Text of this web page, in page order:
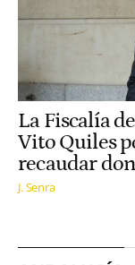
La Fiscalía
Vito Quiles
recaudar
J. Senra